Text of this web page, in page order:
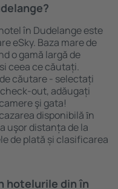
în Dudelange este
eSky. Baza mare de
o gamă largă de
ceea ce căutați.
căutare - selectați
out, adăugați
şi gata!
disponibilă ȋn
uşor distanța de la
de plată și clasificarea
hotelurile din în